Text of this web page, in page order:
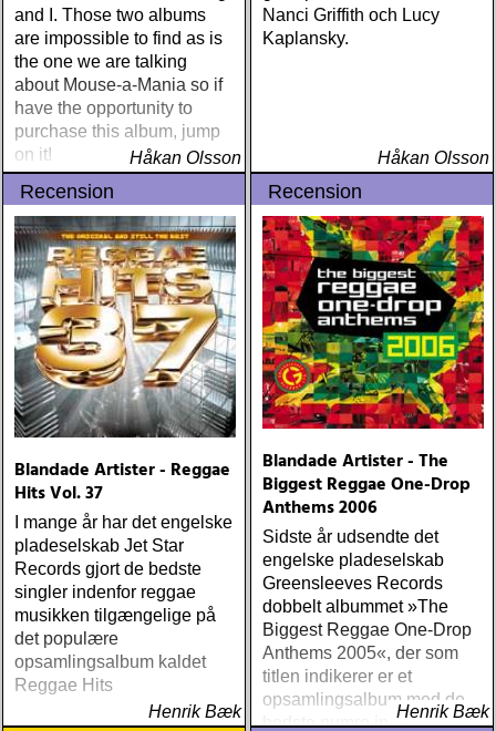
and I. Those two albums
are impossible to find as is
the one we are talking
about Mouse-a-Mania so if
have the opportunity to
purchase this album, jump
on it!
Håkan Olsson
Nanci Griffith och Lucy
Kaplansky.
Håkan Olsson
Recension
Blandade Artister - Reggae
Hits Vol. 37
I mange år har det engelske
pladeselskab Jet Star
Records gjort de bedste
singler indenfor reggae
musikken tilgængelige på
det populære
opsamlingsalbum kaldet
Reggae Hits
Henrik Bæk
Recension
Blandade Artister - The
Biggest Reggae One-Drop
Anthems 2006
Sidste år udsendte det
engelske pladeselskab
Greensleeves Records
dobbelt albummet »The
Biggest Reggae One-Drop
Anthems 2005«, der som
titlen indikerer er et
opsamlingsalbum med de
bedste numre indenfor den
Henrik Bæk